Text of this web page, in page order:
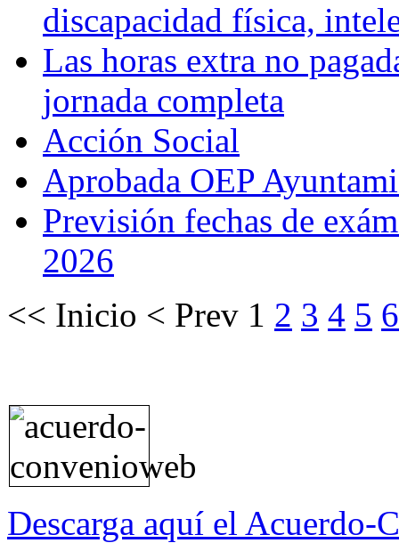
discapacidad física,
Las horas extra no
jornada completa
Acción Social
Aprobada OEP
Previsión fechas de
2026
<< Inicio < Prev 1 2 3 4 5 6
Descarga aquí el Acuerdo-